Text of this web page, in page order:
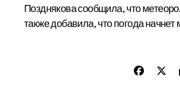
Позднякова сообщила, что
также добавила, что погода